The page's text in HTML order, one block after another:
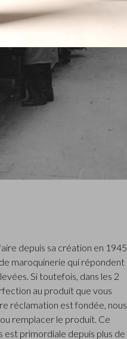
depuis sa création en 1945.
maroquinerie qui répondent
Si toutefois, dans les 2
au produit que vous
réclamation est fondée, nous
remplacer le produit. Ce
est primordiale depuis plus de